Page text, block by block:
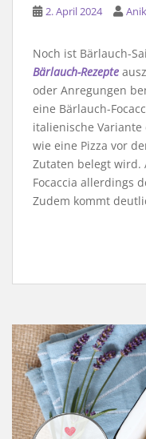
2. April 2024
Noch ist Bärlauch-
Bärlauch-Rezepte
oder Anregungen
eine Bärlauch-
italienische
wie eine Pizza vor
Zutaten belegt wird.
Focaccia allerdings
Zudem kommt